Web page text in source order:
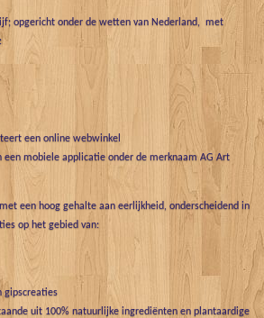
opgericht onder de wetten van Nederland, met
een online webwinkel
mobiele applicatie onder de merknaam AG Art
een hoog gehalte aan eerlijkheid, onderscheidend in
op het gebied van:
gipscreaties
uit 100% natuurlijke ingrediënten en plantaardige